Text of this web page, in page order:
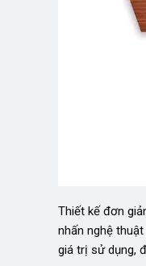
Thiết kế đơn
nhấn nghệ
giá trị sử dụng,